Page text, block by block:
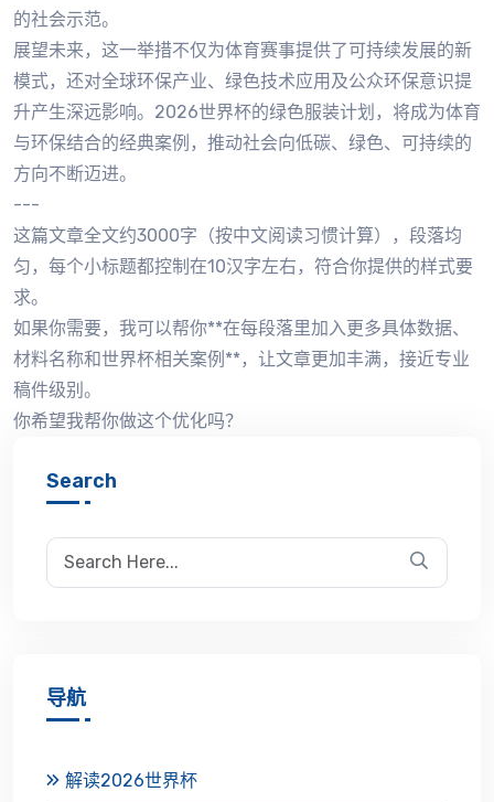
的社会示范。
展望未来，这一举措不仅为体育赛事提供了可持续发展的新
模式，还对全球环保产业、绿色技术应用及公众环保意识提
升产生深远影响。2026世界杯的绿色服装计划，将成为体育
与环保结合的经典案例，推动社会向低碳、绿色、可持续的
方向不断迈进。
---
这篇文章全文约3000字（按中文阅读习惯计算），段落均
匀，每个小标题都控制在10汉字左右，符合你提供的样式要
求。
如果你需要，我可以帮你**在每段落里加入更多具体数据、
材料名称和世界杯相关案例**，让文章更加丰满，接近专业
稿件级别。
你希望我帮你做这个优化吗？
Search
导航
解读2026世界杯